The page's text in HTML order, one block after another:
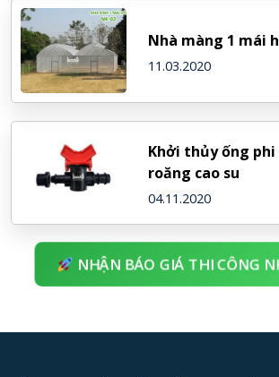
Nhà màng 1 mái
11.03.2020
Khởi thủy ống
roăng cao su
04.11.2020
NHẬN BÁO GIÁ THI CÔNG